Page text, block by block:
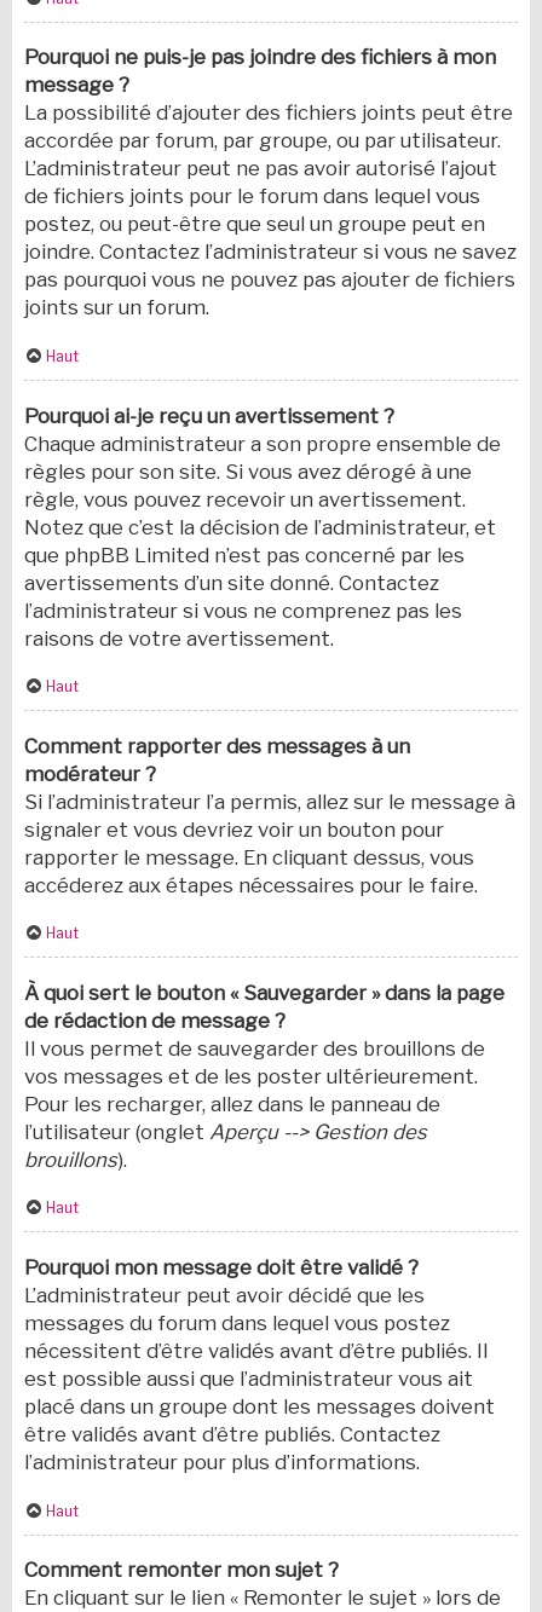
Pourquoi ne puis-je pas joindre des fichiers à mon
message ?
La possibilité d’ajouter des fichiers joints peut être
accordée par forum, par groupe, ou par utilisateur.
L’administrateur peut ne pas avoir autorisé l’ajout
de fichiers joints pour le forum dans lequel vous
postez, ou peut-être que seul un groupe peut en
joindre. Contactez l’administrateur si vous ne savez
pas pourquoi vous ne pouvez pas ajouter de fichiers
joints sur un forum.
Haut
Pourquoi ai-je reçu un avertissement ?
Chaque administrateur a son propre ensemble de
règles pour son site. Si vous avez dérogé à une
règle, vous pouvez recevoir un avertissement.
Notez que c’est la décision de l’administrateur, et
que phpBB Limited n’est pas concerné par les
avertissements d’un site donné. Contactez
l’administrateur si vous ne comprenez pas les
raisons de votre avertissement.
Haut
Comment rapporter des messages à un
modérateur ?
Si l’administrateur l’a permis, allez sur le message à
signaler et vous devriez voir un bouton pour
rapporter le message. En cliquant dessus, vous
accéderez aux étapes nécessaires pour le faire.
Haut
À quoi sert le bouton « Sauvegarder » dans la page
de rédaction de message ?
Il vous permet de sauvegarder des brouillons de
vos messages et de les poster ultérieurement.
Pour les recharger, allez dans le panneau de
l’utilisateur (onglet Aperçu --> Gestion des
brouillons).
Haut
Pourquoi mon message doit être validé ?
L’administrateur peut avoir décidé que les
messages du forum dans lequel vous postez
nécessitent d’être validés avant d’être publiés. Il
est possible aussi que l’administrateur vous ait
placé dans un groupe dont les messages doivent
être validés avant d’être publiés. Contactez
l’administrateur pour plus d’informations.
Haut
Comment remonter mon sujet ?
En cliquant sur le lien « Remonter le sujet » lors de